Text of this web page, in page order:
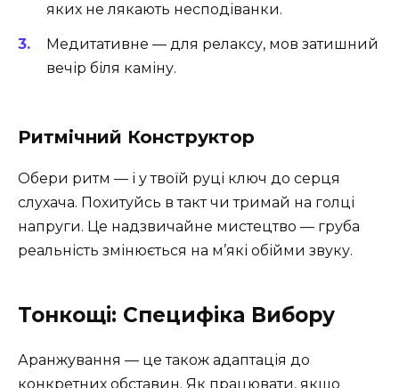
яких не лякають несподіванки.
Медитативне — для релаксу, мов затишний
вечір біля каміну.
Ритмічний Конструктор
Обери ритм — і у твоїй руці ключ до серця
слухача. Похитуйсь в такт чи тримай на голці
напруги. Це надзвичайне мистецтво — груба
реальність змінюється на м’які обійми звуку.
Тонкощі: Специфіка Вибору
Аранжування — це також адаптація до
конкретних обставин. Як працювати, якщо